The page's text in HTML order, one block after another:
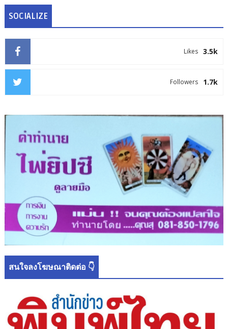
SOCIALIZE
3.5k
Likes
1.7k
Followers
สนใจลงโฆษณาติดต่อ 👇